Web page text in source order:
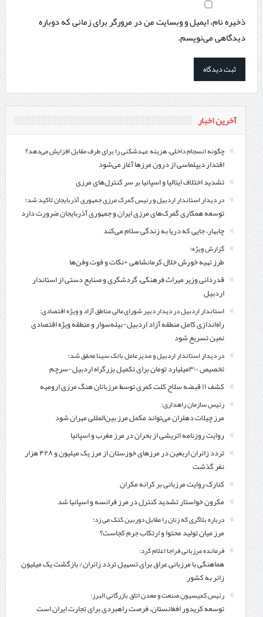
ذخیره نام، ایمیل و وبسایت من در مرورگر برای زمانی که دوباره
دیدگاهی می‌نویسم.
آخرین اخبار
چگونه انسجام داخلی، هزینه عهدشکنی را برای طرف مقابل افزایش می‌دهد؟
اقتدار دیپلماسی از درون مرزها آغاز می‌شود
تشدید اختلاف ایتالیا و اسپانیا بر سر کنترل‌های مرزی
در دیدار استاندار اردبیل و رئیس گمرک مرزی جمهوری آذربایجان تاکید شد؛
توسعه همکاری گمرک‌های مرزی ایران و جمهوری آذربایجان ضرورت دارد
چابهار، جایی که دریا به زندگی سلام می‌کند
گزارش ویژه؛
طرز تهیه خورش خلال کرمانشاهی +نکات و فوت وفن‌ها
قدردانی وزیر میراث فرهنگی، گردشگری و صنایع دستی از استاندار
اردبیل
استاندار اردبیل در دیدار دبیر شورای‌عالی مناطق آزاد و ویژه اقتصادی:
راه‌اندازی کامل منطقه آزاد اردبیل-بیله‌سوار و منطقه ویژه اقتصادی
نمین تسریع شود
در دیدار استاندار اردبیل و مدیرعامل بانک سینا محقق شد؛
تخصیص ۳۰۰میلیارد تومان برای تکمیل بزرگراه اردبیل-سرچم
کشف ۱۱ قبضه سلاح کلت کمری توسط مرزبانان هنگ مرزی ارومیه
رئیس سازمان راهداری:
مرز چیلات دهلران می‌تواند مکمل مرز بین‌المللی مهران شود
روایت روزنامه اتریشی از بحران در مرز مغرب و اسپانیا
تردد زائران اربعین در مرزهای خوزستان از مرز یک میلیون و ۴۲۸ هزار
نفر گذشت
کنارک روایت مرزبانی بر کرانه مکران
مکرون خواستار تشدید کنترل‌ در مرز فرانسه و اسپانیا شد
درباره بلاگری که زنان را مقابل دوربین کتک می زد؛
مرز میان تولید محتوا و ارتکاب جرم کجاست؟
فرمانده مرزبانی فراجا اعلام کرد:
هماهنگی با مرزبانی عراق برای تسهیل تردد زائران/ بازگشت یک میلیون
زائر به کشور
رئیس کمیسیون صنعت و معدن اتاق بازرگانی البرز:
توسعه کریدور افغانستان، فرصت راهبردی برای تجارت ایران است